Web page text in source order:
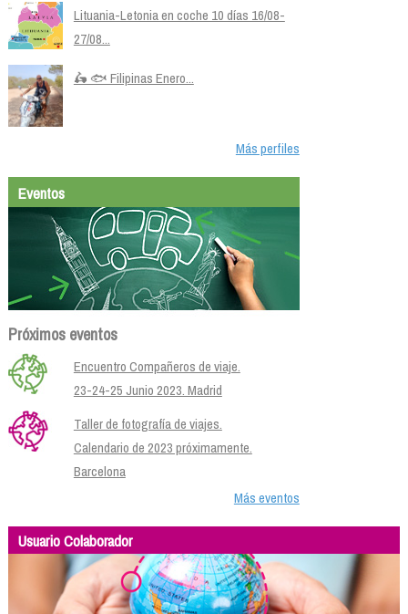
Lituania-Letonia en coche 10 días 16/08-
27/08...
🛵 🐟 Filipinas Enero...
Más perfiles
Eventos
Próximos eventos
Encuentro Compañeros de viaje.
23-24-25 Junio 2023. Madrid
Taller de fotografía de viajes.
Calendario de 2023 próximamente.
Barcelona
Más eventos
Usuario Colaborador